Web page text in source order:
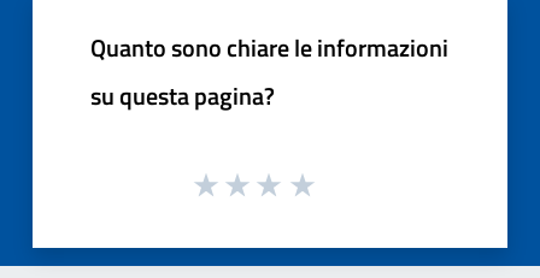
Quanto sono chiare le informazioni
su questa pagina?